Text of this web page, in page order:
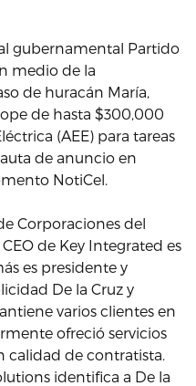
gubernamental Partido
medio de la
de huracán María,
de hasta $300,000
(AEE) para tareas
de anuncio en
NotiCel.
Corporaciones del
de Key Integrated es
es presidente y
De la Cruz y
varios clientes en
ofreció servicios
calidad de contratista.
identifica a De la